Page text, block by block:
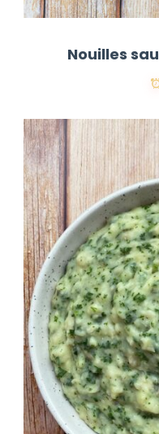
Nouilles